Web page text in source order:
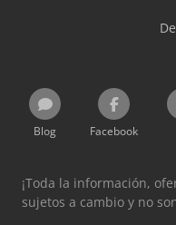
Blog Facebook
¡Toda la información,
sujetos a cambio y no